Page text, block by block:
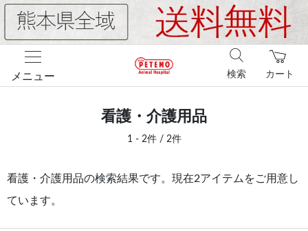
メニュー カート
検索
看護・介護用品
1 - 2件 / 2件
看護・介護用品の検索結果です。現在2アイテムをご用意し
ています。